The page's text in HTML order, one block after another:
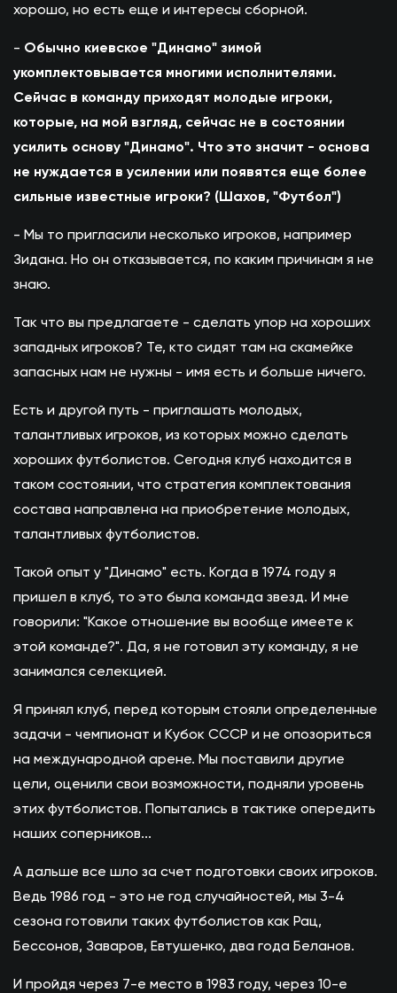
хорошо, но есть еще и интересы сборной.
- Обычно киевское "Динамо" зимой
укомплектовывается многими исполнителями.
Сейчас в команду приходят молодые игроки,
которые, на мой взгляд, сейчас не в состоянии
усилить основу "Динамо". Что это значит - основа
не нуждается в усилении или появятся еще более
сильные известные игроки? (Шахов, "Футбол")
- Мы то пригласили несколько игроков, например
Зидана. Но он отказывается, по каким причинам я не
знаю.
Так что вы предлагаете - сделать упор на хороших
западных игроков? Те, кто сидят там на скамейке
запасных нам не нужны - имя есть и больше ничего.
Есть и другой путь - приглашать молодых,
талантливых игроков, из которых можно сделать
хороших футболистов. Сегодня клуб находится в
таком состоянии, что стратегия комплектования
состава направлена на приобретение молодых,
талантливых футболистов.
Такой опыт у "Динамо" есть. Когда в 1974 году я
пришел в клуб, то это была команда звезд. И мне
говорили: "Какое отношение вы вообще имеете к
этой команде?". Да, я не готовил эту команду, я не
занимался селекцией.
Я принял клуб, перед которым стояли определенные
задачи - чемпионат и Кубок СССР и не опозориться
на международной арене. Мы поставили другие
цели, оценили свои возможности, подняли уровень
этих футболистов. Попытались в тактике опередить
наших соперников...
А дальше все шло за счет подготовки своих игроков.
Ведь 1986 год - это не год случайностей, мы 3-4
сезона готовили таких футболистов как Рац,
Бессонов, Заваров, Евтушенко, два года Беланов.
И пройдя через 7-е место в 1983 году, через 10-е